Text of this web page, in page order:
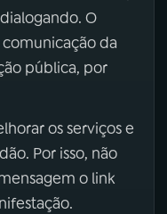
O
da
pública, por
os serviços e
Por isso, não
o link